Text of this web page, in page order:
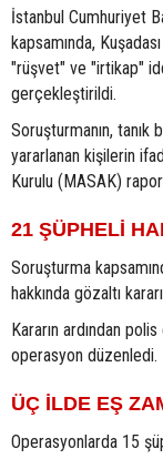
İstanbul Cumhuriyet
kapsamında,
"rüşvet" ve "irtikap"
gerçekleştirildi.
Soruşturmanın, tanık
yararlanan kişilerin
Kurulu (MASAK)
21 ŞÜPHELİ
Soruşturma
hakkında gözaltı
Kararın ardından
operasyon düzenledi.
ÜÇ İLDE EŞ
Operasyonlarda 15